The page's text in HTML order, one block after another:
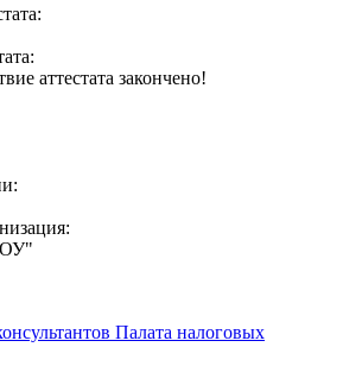
аттестата закончено!
Палата налоговых